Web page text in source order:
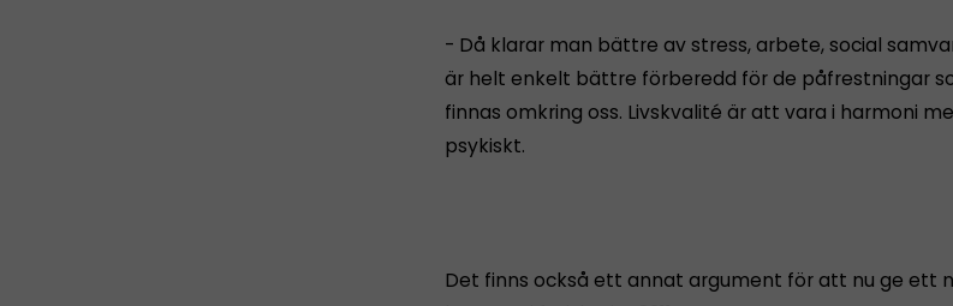
- Då klarar man bättre av stress, arbete, social
är helt enkelt bättre förberedd för de påfrestningar
finnas omkring oss. Livskvalité är att vara i harmoni
psykiskt.
Det finns också ett annat argument för att nu ge ett